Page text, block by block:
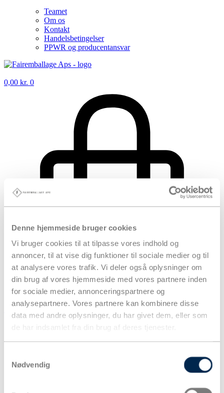
Denne hjemmeside bruger cookies
Vi bruger cookies til at tilpasse vores indhold og
annoncer, til at vise dig funktioner til sociale medier og til
at analysere vores trafik. Vi deler også oplysninger om
din brug af vores hjemmeside med vores partnere inden
for sociale medier, annonceringspartnere og
analysepartnere. Vores partnere kan kombinere disse
data med andre oplysninger, du har givet dem, eller som
de har indsamlet fra din brug af deres tjenester.
Nødvendig
Teamet
Om os
Kontakt
Handelsbetingelser
PPWR og producentansvar
0,00 kr. 0
Produkter